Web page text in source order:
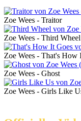
Zoe Wees - Traitor
Zoe Wees - Third Wheel
Zoe Wees - That's How
Zoe Wees - Ghost
Zoe Wees - Girls Like